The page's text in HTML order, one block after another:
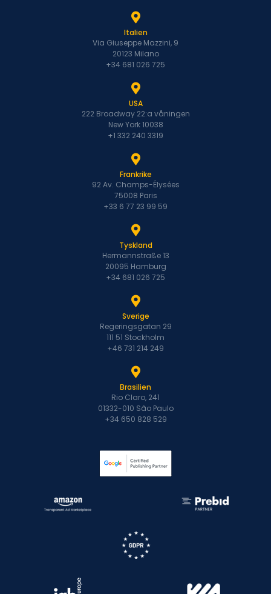
Italien
Via Giuseppe Mazzini, 9
20123 Milano
+34 681 026 725
USA
222 Broadway 22:a våningen
New York 10038
+1 332 240 3319
Frankrike
92 Av. Champs-Élysées
75008 Paris
+33 6 77 23 99 59
Tyskland
Hermannstraße 13
20095 Hamburg
+34 681 026 725
Sverige
Regeringsgatan 29
111 51 Stockholm
+46 731 214 249
Brasilien
Rio Claro, 241
01332-010 São Paulo
+34 650 828 529